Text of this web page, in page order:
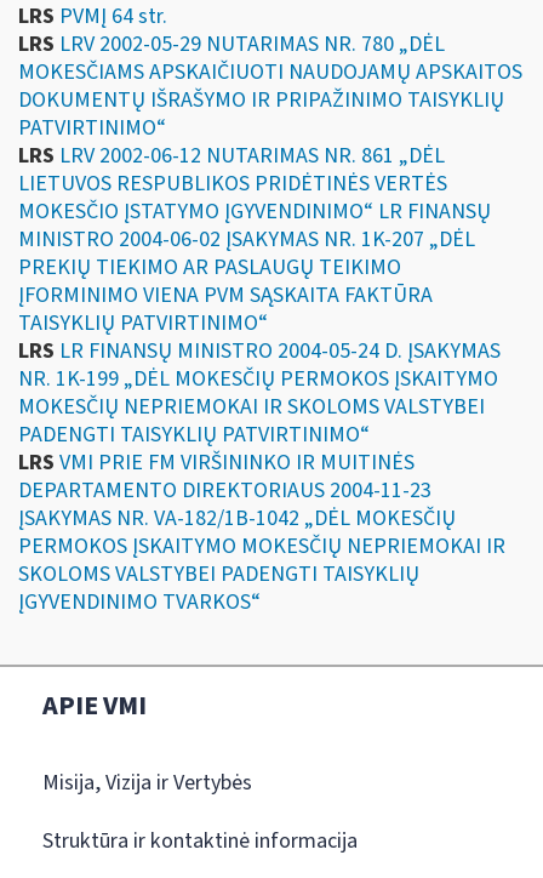
LRS PVMĮ 64 str.
LRS LRV 2002-05-29 NUTARIMAS NR. 780 „DĖL
MOKESČIAMS APSKAIČIUOTI NAUDOJAMŲ APSKAITOS
DOKUMENTŲ IŠRAŠYMO IR PRIPAŽINIMO TAISYKLIŲ
PATVIRTINIMO“
LRS LRV 2002-06-12 NUTARIMAS NR. 861 „DĖL
LIETUVOS RESPUBLIKOS PRIDĖTINĖS VERTĖS
MOKESČIO ĮSTATYMO ĮGYVENDINIMO“ LR FINANSŲ
MINISTRO 2004-06-02 ĮSAKYMAS NR. 1K-207 „DĖL
PREKIŲ TIEKIMO AR PASLAUGŲ TEIKIMO
ĮFORMINIMO VIENA PVM SĄSKAITA FAKTŪRA
TAISYKLIŲ PATVIRTINIMO“
LRS LR FINANSŲ MINISTRO 2004-05-24 D. ĮSAKYMAS
NR. 1K-199 „DĖL MOKESČIŲ PERMOKOS ĮSKAITYMO
MOKESČIŲ NEPRIEMOKAI IR SKOLOMS VALSTYBEI
PADENGTI TAISYKLIŲ PATVIRTINIMO“
LRS VMI PRIE FM VIRŠININKO IR MUITINĖS
DEPARTAMENTO DIREKTORIAUS 2004-11-23
ĮSAKYMAS NR. VA-182/1B-1042 „DĖL MOKESČIŲ
PERMOKOS ĮSKAITYMO MOKESČIŲ NEPRIEMOKAI IR
SKOLOMS VALSTYBEI PADENGTI TAISYKLIŲ
ĮGYVENDINIMO TVARKOS“
APIE VMI
Misija, Vizija ir Vertybės
Struktūra ir kontaktinė informacija